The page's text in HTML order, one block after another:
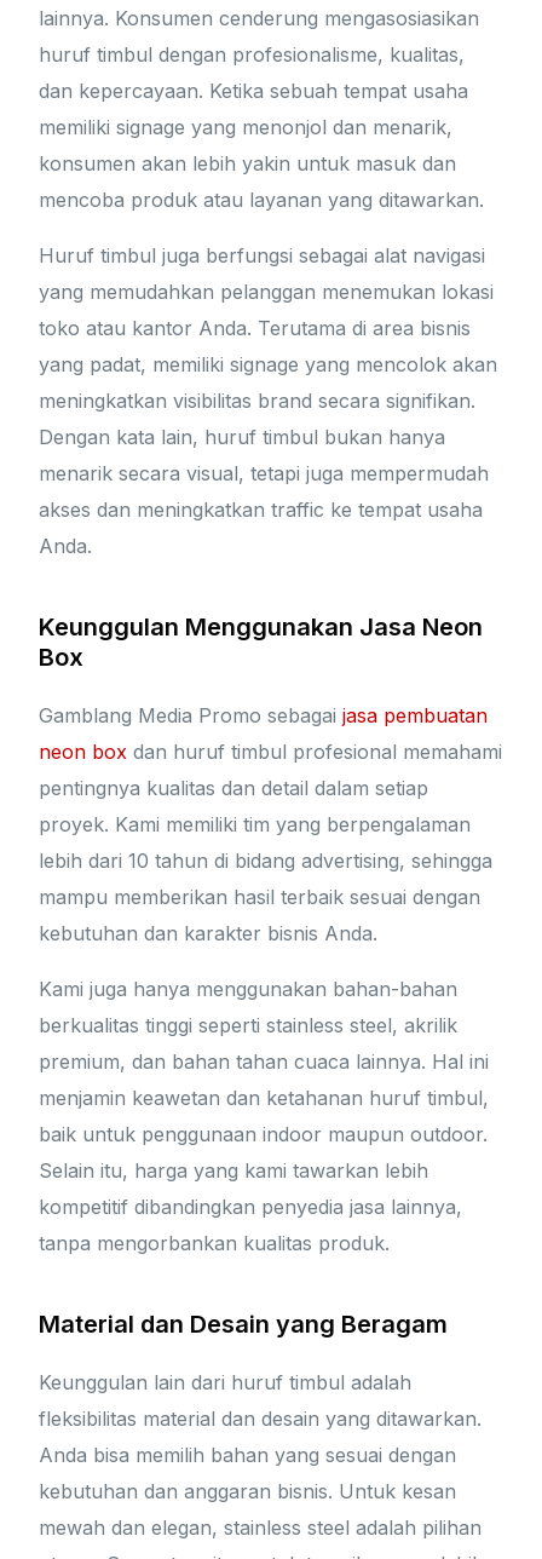
lainnya. Konsumen cenderung mengasosiasikan
huruf timbul dengan profesionalisme, kualitas,
dan kepercayaan. Ketika sebuah tempat usaha
memiliki signage yang menonjol dan menarik,
konsumen akan lebih yakin untuk masuk dan
mencoba produk atau layanan yang ditawarkan.
Huruf timbul juga berfungsi sebagai alat navigasi
yang memudahkan pelanggan menemukan lokasi
toko atau kantor Anda. Terutama di area bisnis
yang padat, memiliki signage yang mencolok akan
meningkatkan visibilitas brand secara signifikan.
Dengan kata lain, huruf timbul bukan hanya
menarik secara visual, tetapi juga mempermudah
akses dan meningkatkan traffic ke tempat usaha
Anda.
Keunggulan Menggunakan Jasa Neon
Box
Gamblang Media Promo sebagaijasa pembuatan
neon box dan huruf timbul profesional memahami
pentingnya kualitas dan detail dalam setiap
proyek. Kami memiliki tim yang berpengalaman
lebih dari 10 tahun di bidang advertising, sehingga
mampu memberikan hasil terbaik sesuai dengan
kebutuhan dan karakter bisnis Anda.
Kami juga hanya menggunakan bahan-bahan
berkualitas tinggi seperti stainless steel, akrilik
premium, dan bahan tahan cuaca lainnya. Hal ini
menjamin keawetan dan ketahanan huruf timbul,
baik untuk penggunaan indoor maupun outdoor.
Selain itu, harga yang kami tawarkan lebih
kompetitif dibandingkan penyedia jasa lainnya,
tanpa mengorbankan kualitas produk.
Material dan Desain yang Beragam
Keunggulan lain dari huruf timbul adalah
fleksibilitas material dan desain yang ditawarkan.
Anda bisa memilih bahan yang sesuai dengan
kebutuhan dan anggaran bisnis. Untuk kesan
mewah dan elegan, stainless steel adalah pilihan